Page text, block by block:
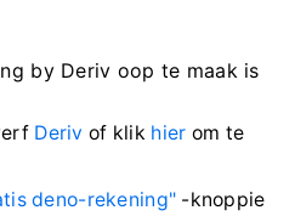
by Deriv oop te maak is
Deriv of klik hier om te
deno-rekening" -knoppie